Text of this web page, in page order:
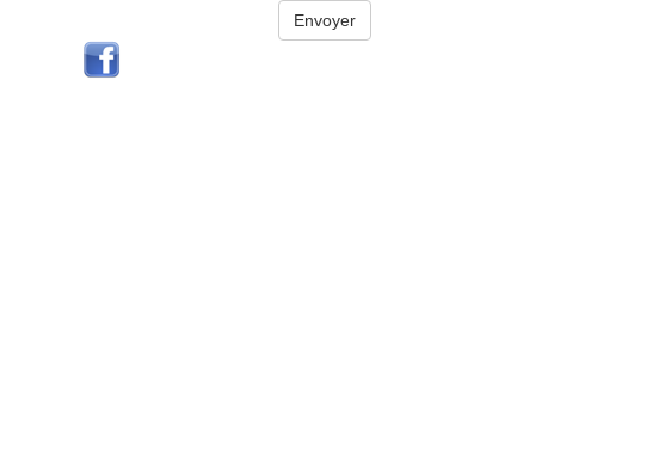
Envoyer